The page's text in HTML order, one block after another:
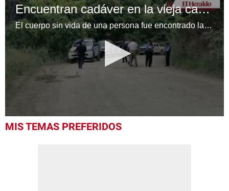
Encuentran cadáver en la vieja carretera a Olancho
El cuerpo sin vida de una persona fue encontrado la mañana de este lunes en la carretera vieja que conduce al departamento de Olancho.
seconds
MIS TEMAS PREFERIDOS